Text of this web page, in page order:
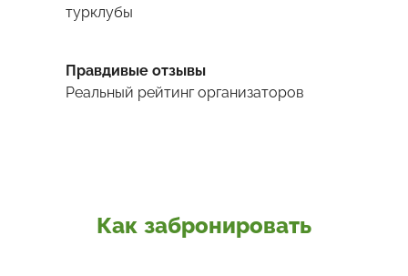
турклубы
Правдивые отзывы
Реальный рейтинг организаторов
Как забронировать